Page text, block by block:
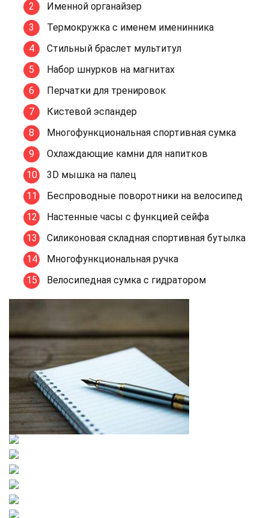
Именной органайзер
Термокружка с именем именинника
Стильный браслет мультитул
Набор шнурков на магнитах
Перчатки для тренировок
Кистевой эспандер
Многофункциональная спортивная сумка
Охлаждающие камни для напитков
3D мышка на палец
Беспроводные поворотники на велосипед
Настенные часы с функцией сейфа
Силиконовая складная спортивная бутылка
Многофункциональная ручка
Велосипедная сумка с гидратором